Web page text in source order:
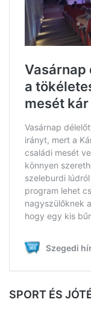
SPORT ÉS